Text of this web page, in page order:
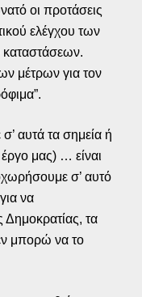
οι προτάσεις
ελέγχου των
μέτρων για τον
αυτά τα σημεία ή
μας) … είναι
σ’ αυτό
να
Δημοκρατίας, τα
μπορώ να το